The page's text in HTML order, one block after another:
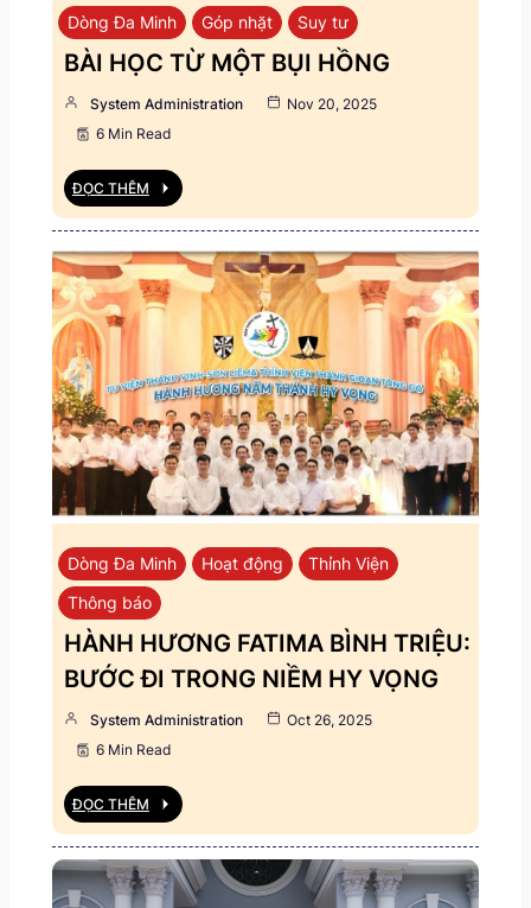
Dòng Đa Minh Góp nhặt Suy tư
BÀI HỌC TỪ MỘT BỤI HỒNG
System Administration
Nov 20, 2025
6 Min Read
ĐỌC THÊM
Dòng Đa Minh Hoạt động
Thỉnh Viện
Thông báo
HÀNH HƯƠNG FATIMA BÌNH TRIỆU:
BƯỚC ĐI TRONG NIỀM HY VỌNG
System Administration
Oct 26, 2025
6 Min Read
ĐỌC THÊM